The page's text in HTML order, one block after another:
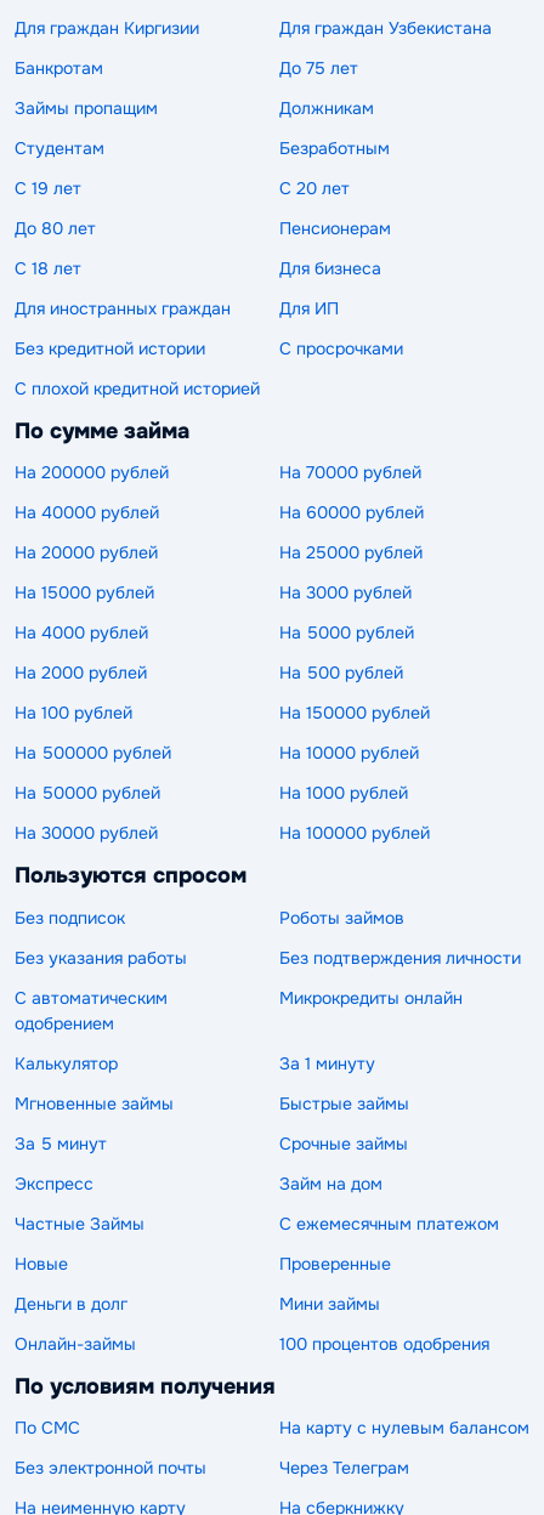
Для граждан Киргизии
Для граждан Узбекистана
Банкротам
До 75 лет
Займы пропащим
Должникам
Студентам
Безработным
С 19 лет
С 20 лет
До 80 лет
Пенсионерам
С 18 лет
Для бизнеса
Для иностранных граждан
Для ИП
Без кредитной истории
С просрочками
С плохой кредитной историей
По сумме займа
На 200000 рублей
На 70000 рублей
На 40000 рублей
На 60000 рублей
На 20000 рублей
На 25000 рублей
На 15000 рублей
На 3000 рублей
На 4000 рублей
На 5000 рублей
На 2000 рублей
На 500 рублей
На 100 рублей
На 150000 рублей
На 500000 рублей
На 10000 рублей
На 50000 рублей
На 1000 рублей
На 30000 рублей
На 100000 рублей
Пользуются спросом
Без подписок
Роботы займов
Без указания работы
Без подтверждения личности
С автоматическим
одобрением
Микрокредиты онлайн
Калькулятор
За 1 минуту
Мгновенные займы
Быстрые займы
За 5 минут
Срочные займы
Экспресс
Займ на дом
Частные Займы
С ежемесячным платежом
Новые
Проверенные
Деньги в долг
Мини займы
Онлайн-займы
100 процентов одобрения
По условиям получения
По СМС
На карту с нулевым балансом
Без электронной почты
Через Телеграм
На неименную карту
На сберкнижку